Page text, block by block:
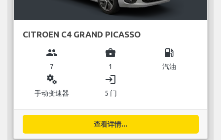
CITROEN C4 GRAND PICASSO
group
7
business_center
1
local_gas_station
汽油
miscellaneous_services
手动变速器
login
5 门
查看详情...